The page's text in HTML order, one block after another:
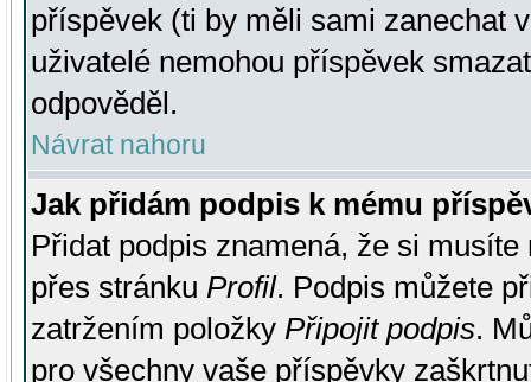
příspěvek (ti by měli sami zanechat
uživatelé nemohou příspěvek
odpověděl.
Návrat nahoru
Jak přidám podpis k mému
Přidat podpis znamená, že si
přes stránku Profil. Podpis můžete
zatržením položky Připojit podpis.
pro všechny vaše příspěvky